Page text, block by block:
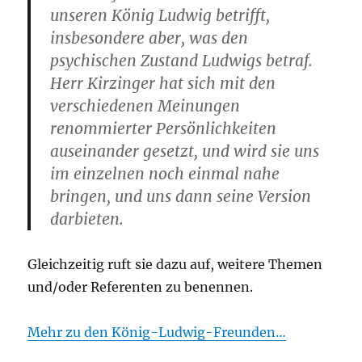
unseren König Ludwig betrifft,
insbesondere aber, was den
psychischen Zustand Ludwigs betraf.
Herr Kirzinger hat sich mit den
verschiedenen Meinungen
renommierter Persönlichkeiten
auseinander gesetzt, und wird sie uns
im einzelnen noch einmal nahe
bringen, und uns dann seine Version
darbieten.
Gleichzeitig ruft sie dazu auf, weitere Themen
und/oder Referenten zu benennen.
Mehr zu den König-Ludwig-Freunden…